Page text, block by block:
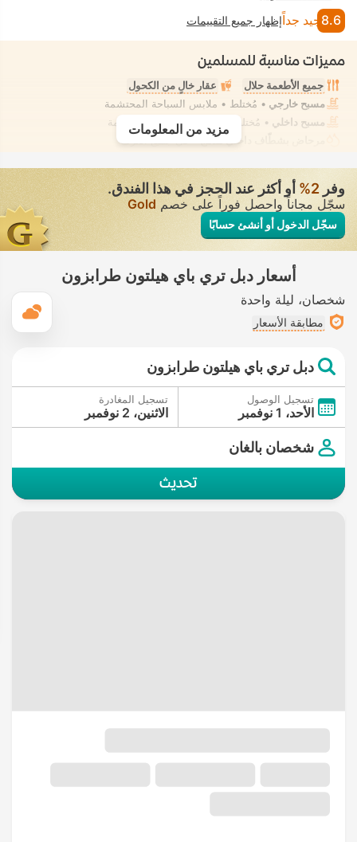
8.6 جيد جداًإظهار جميع التقييمات
مميزات مناسبة للمسلمين
جميع الأطعمة حلال
عقار خالٍ من الكحول
مسبح خارجي • مُختلط • ملابس السباحة المحتشمة
مسبح داخلي • مُختلط • ملابس السباحة المحتشمة
مرحاض بشطّاف داخلي مدمج
• في جميع الغرف
مزيد من المعلومات
وفر 2‏% أو أكثر عند الحجز في هذا الفندق.
سجّل مجاناً واحصل فوراً على خصم Gold
سجّل الدخول أو أنشئ حسابًا
أسعار دبل تري باي هيلتون طرابزون
شخصان ليلة واحدة
مطابقة الأسعار
دبل تري باي هيلتون طرابزون
تسجيل الوصول
الأحد، 1 نوفمبر
تسجيل المغادرة
الاثنين، 2 نوفمبر
شخصان بالغان
تحديث